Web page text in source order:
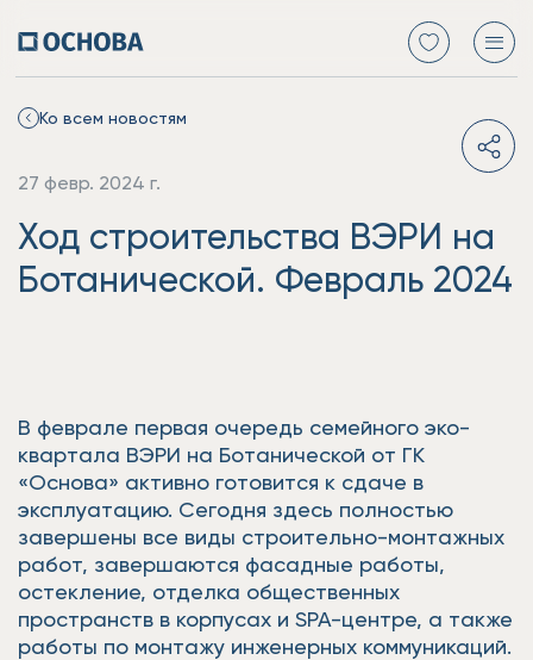
Ко всем новостям
27 февр. 2024 г.
Ход строительства ВЭРИ на
Ботанической. Февраль 2024
В феврале первая очередь семейного эко-
квартала ВЭРИ на Ботанической от ГК
«Основа» активно готовится к сдаче в
эксплуатацию. Сегодня здесь полностью
завершены все виды строительно-монтажных
работ, завершаются фасадные работы,
остекление, отделка общественных
пространств в корпусах и SPA-центре, а также
работы по монтажу инженерных коммуникаций.